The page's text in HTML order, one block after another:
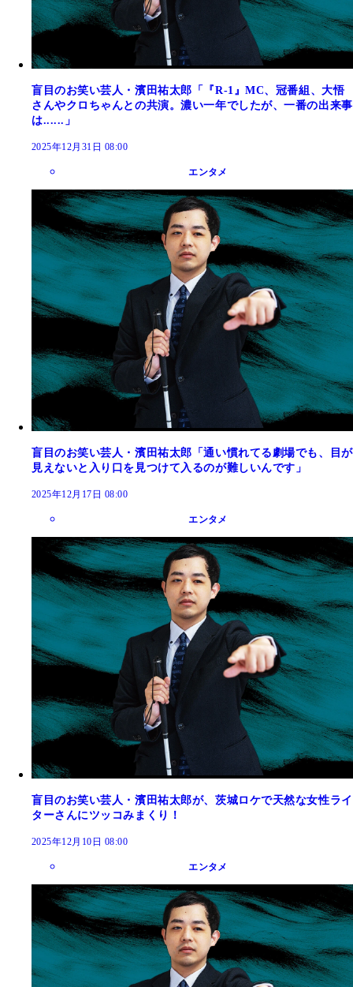
盲目のお笑い芸人・濱田祐太郎「『R-1』MC、冠番組、大悟
さんやクロちゃんとの共演。濃い一年でしたが、一番の出来事
は......」
2025年12月31日 08:00
エンタメ
盲目のお笑い芸人・濱田祐太郎「通い慣れてる劇場でも、目が
見えないと入り口を見つけて入るのが難しいんです」
2025年12月17日 08:00
エンタメ
盲目のお笑い芸人・濱田祐太郎が、茨城ロケで天然な女性ライ
ターさんにツッコみまくり！
2025年12月10日 08:00
エンタメ